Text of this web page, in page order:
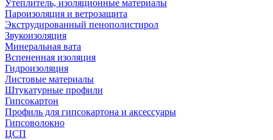
Утеплитель, изоляционные материалы
Пароизоляция и ветрозащита
Экструдированный пенополистирол
Звукоизоляция
Минеральная вата
Вспененная изоляция
Гидроизоляция
Листовые материалы
Штукатурные профили
Гипсокартон
Профиль для гипсокартона и аксессуары
Гипсоволокно
ЦСП